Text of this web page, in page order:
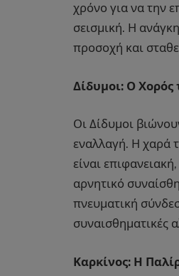
χρόνο για να την
σεισμική. Η
προσοχή και
Δίδυμοι: Ο Χορός
Οι Δίδυμοι
εναλλαγή. Η χαρά
είναι
αρνητικό
πνευματική
συναισθηματικές
Καρκίνος: Η